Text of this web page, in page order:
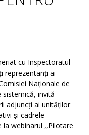
cu Inspectoratul
reprezentanți ai
Naționale de
invită
adjuncți ai unităților
și cadrele
la webinarul ,,Pilotare